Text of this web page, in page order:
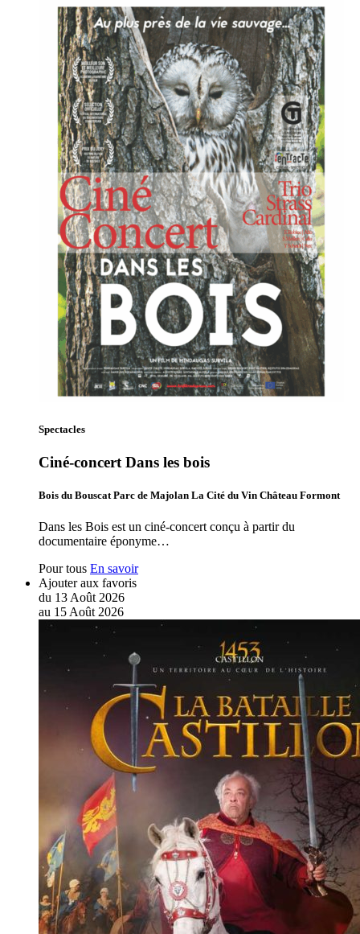
Spectacles
Ciné-concert Dans les bois
Bois du Bouscat Parc de Majolan La Cité du Vin Château Formont
Dans les Bois est un ciné-concert conçu à partir du
documentaire éponyme…
Pour tous En savoir
Ajouter aux favoris
du 13Août 2026
au 15Août 2026